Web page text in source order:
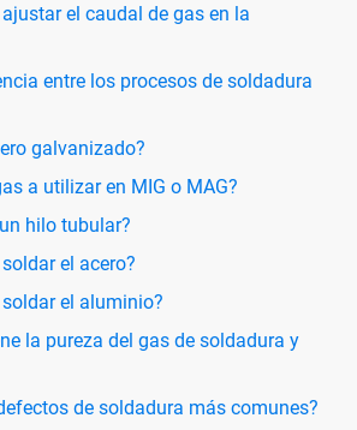
el caudal de gas en la
entre los procesos de soldadura
galvanizado?
a utilizar en MIG o MAG?
hilo tubular?
el acero?
el aluminio?
la pureza del gas de soldadura y
de soldadura más comunes?